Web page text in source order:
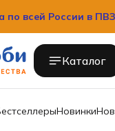
по всей России в
по всей России в
Каталог
Новинки